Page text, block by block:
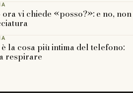
vi chiede «posso?»: e no, non
la cosa più intima del telefono:
respirare